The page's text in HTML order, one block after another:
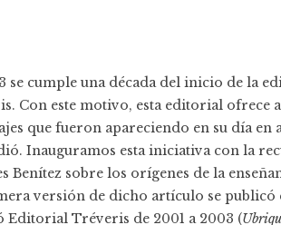
se cumple una década del inicio de la
. Con este motivo, esta editorial ofrece
que fueron apareciendo en su día en
Inauguramos esta iniciativa con la
Benítez sobre los orígenes de la
versión de dicho artículo se publicó
Editorial Tréveris de 2001 a 2003 (